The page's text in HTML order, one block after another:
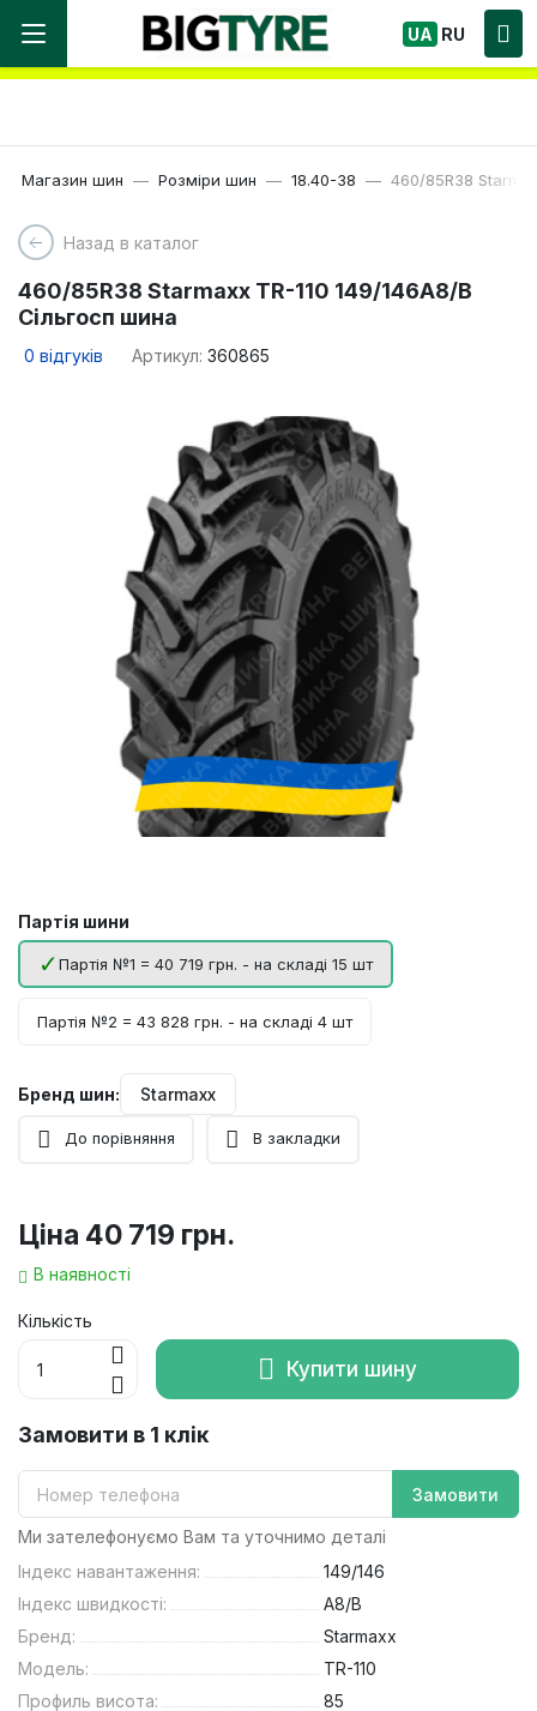
Ми працюємо! Великий вибір Шин, швидка
доставка по Україні!
UA RU
Магазин шин Розміри шин 18.40-38 460/85R38
Назад в каталог
460/85R38 Starmaxx TR-110 149/146A8/B
Сільгосп шина
0 відгуків Артикул: 360865
Партія шини
Партія №1 = 40 719 грн. - на складі 15 шт
Партія №2 = 43 828 грн. - на складі 4 шт
Бренд шин: Starmaxx
До порівняння В закладки
Ціна 40 719 грн.
В наявності
Кількість
Купити шину
Замовити в 1 клік
Замовити
Ми зателефонуємо Вам та уточнимо деталі
Індекс навантаження:
149/146
Індекс швидкості:
A8/B
Бренд:
Starmaxx
Модель:
TR-110
Профиль висота:
85